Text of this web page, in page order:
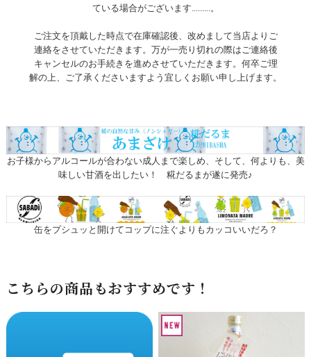
ている場合がございます.........。
ご注文を頂戴した時点で在庫確認後、改めまして当店よりご
連絡をさせていただきます。万が一売り切れの際はご連絡後
キャンセルのお手続きを進めさせていただきます。何卒ご理
解の上、ご了承くださいますよう宜しくお願い申し上げます。
お子様からアルコールが合わない成人まで楽しめ、そして、何よりも、美
味しい甘酒を出したい！ 糀だるまが遂に発売♪
缶をプシュッと開けてコップに注ぐよりもカッコいいだろ？
こちらの商品もおすすめです！